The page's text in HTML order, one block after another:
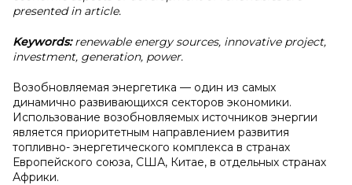
presented in article.
Keywords:renewable energy sources, innovative project,
investment, generation, power.
Возобновляемая энергетика — один из самых
динамично развивающихся секторов экономики.
Использование возобновляемых источников энергии
является приоритетным направлением развития
топливно- энергетического комплекса в странах
Европейского союза, США, Китае, в отдельных странах
Африки.